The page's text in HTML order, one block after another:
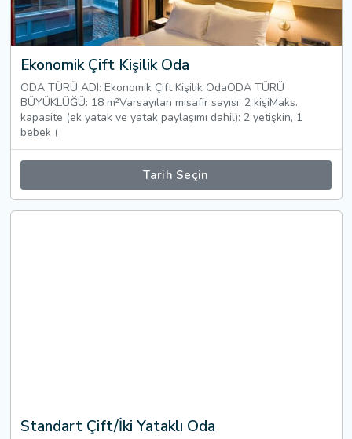
Ekonomik Çift Kişilik Oda
ODA TÜRÜ ADI: Ekonomik Çift Kişilik OdaODA TÜRÜ
BÜYÜKLÜĞÜ: 18 m²Varsayılan misafir sayısı: 2 kişiMaks.
kapasite (ek yatak ve yatak paylaşımı dahil): 2 yetişkin, 1
bebek (
Tarih Seçin
Standart Çift/İki Yataklı Oda